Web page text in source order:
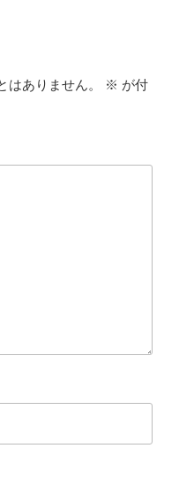
はありません。 ※ が付